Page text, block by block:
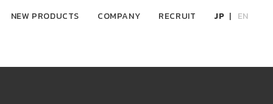
NEW PRODUCTS COMPANY RECRUIT JP EN